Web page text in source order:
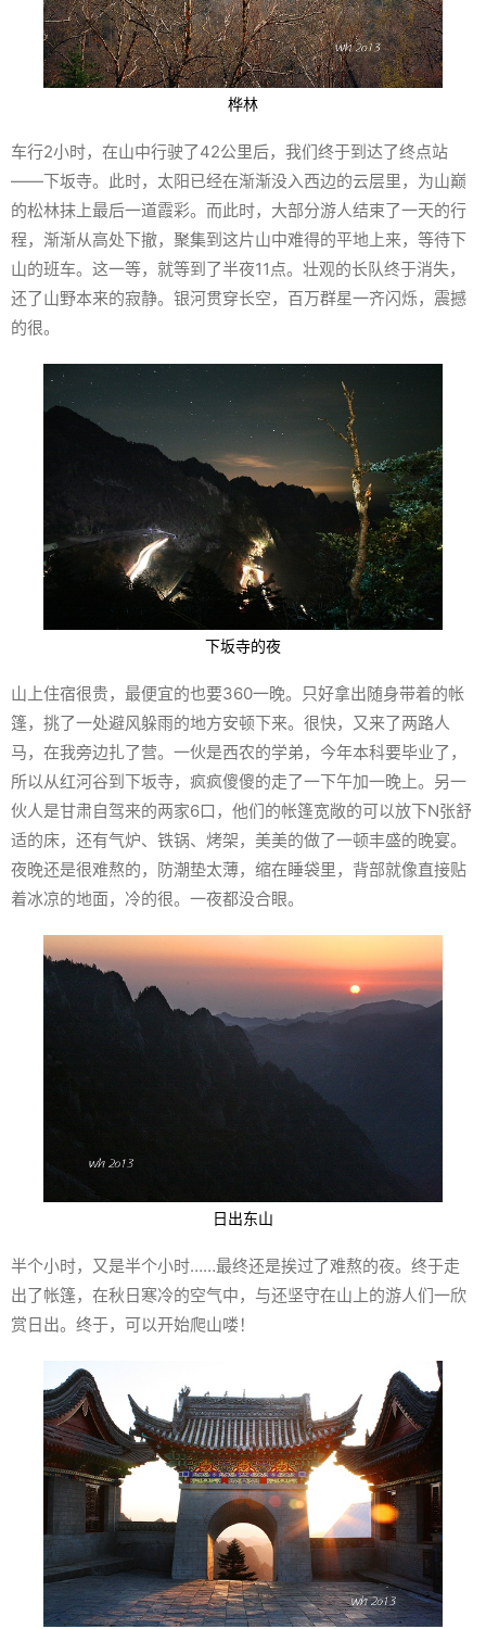
桦林
车行2小时，在山中行驶了42公里后，我们终于到达了终点站
——下坂寺。此时，太阳已经在渐渐没入西边的云层里，为山巅
的松林抹上最后一道霞彩。而此时，大部分游人结束了一天的行
程，渐渐从高处下撤，聚集到这片山中难得的平地上来，等待下
山的班车。这一等，就等到了半夜11点。壮观的长队终于消失，
还了山野本来的寂静。银河贯穿长空，百万群星一齐闪烁，震撼
的很。
下坂寺的夜
山上住宿很贵，最便宜的也要360一晚。只好拿出随身带着的帐
篷，挑了一处避风躲雨的地方安顿下来。很快，又来了两路人
马，在我旁边扎了营。一伙是西农的学弟，今年本科要毕业了，
所以从红河谷到下坂寺，疯疯傻傻的走了一下午加一晚上。另一
伙人是甘肃自驾来的两家6口，他们的帐篷宽敞的可以放下N张舒
适的床，还有气炉、铁锅、烤架，美美的做了一顿丰盛的晚宴。
夜晚还是很难熬的，防潮垫太薄，缩在睡袋里，背部就像直接贴
着冰凉的地面，冷的很。一夜都没合眼。
日出东山
半个小时，又是半个小时……最终还是挨过了难熬的夜。终于走
出了帐篷，在秋日寒冷的空气中，与还坚守在山上的游人们一欣
赏日出。终于，可以开始爬山喽！